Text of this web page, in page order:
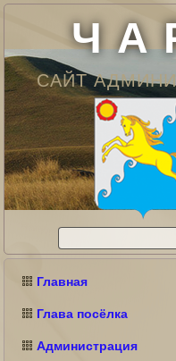
Ч А
САЙТ
Главная
Глава посёлка
Администрация